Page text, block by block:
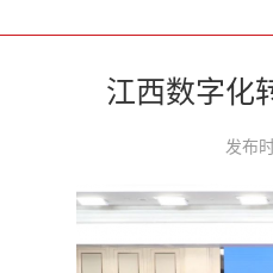
江西数字化
发布